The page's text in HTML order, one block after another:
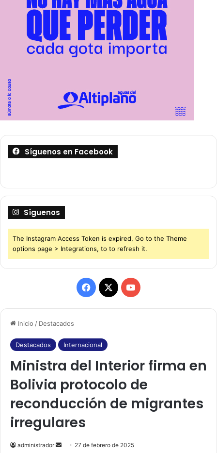
Inicio / Destacados
Destacados Internacional
Ministra del Interior firma en
Bolivia protocolo de
reconducción de migrantes
irregulares
administrador 27 de febrero de 2025
Síguenos en Facebook
Síguenos
The Instagram Access Token is expired, Go to the Theme
options page > Integrations, to to refresh it.
F
a
e
o
o
X
Y
o
u
b
e